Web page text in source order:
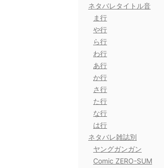
ネタバレタイトル音
ま行
や行
ら行
わ行
あ行
か行
さ行
た行
な行
は行
ネタバレ雑誌別
ヤングガンガン
Comic ZERO-SUM